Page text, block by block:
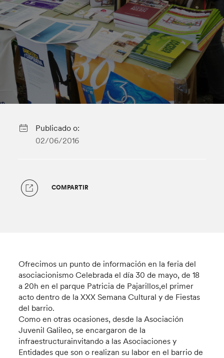
Publicado o:
02/06/2016
COMPARTIR
Ofrecimos un punto de información en la feria del
asociacionismo Celebrada el día 30 de mayo, de 18
a 20h en el parque Patricia de Pajarillos,el primer
acto dentro de la XXX Semana Cultural y de Fiestas
del barrio.
Como en otras ocasiones, desde la Asociación
Juvenil Galileo, se encargaron de la
infraestructurainvitando a las Asociaciones y
Entidades que son o realizan su labor en el barrio de